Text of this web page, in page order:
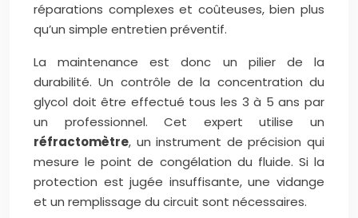
réparations complexes et coûteuses, bien plus
qu’un simple entretien préventif.
La maintenance est donc un pilier de la
durabilité. Un contrôle de la concentration du
glycol doit être effectué tous les 3 à 5 ans par
un professionnel. Cet expert utilise un
réfractomètre, un instrument de précision qui
mesure le point de congélation du fluide. Si la
protection est jugée insuffisante, une vidange
et un remplissage du circuit sont nécessaires.